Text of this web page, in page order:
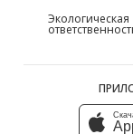
Экологическая